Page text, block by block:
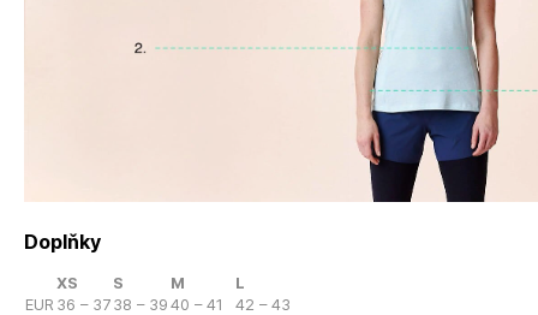
Doplňky
XS S M
L
EUR 36 – 37 38 – 39 40 – 41
42 – 43